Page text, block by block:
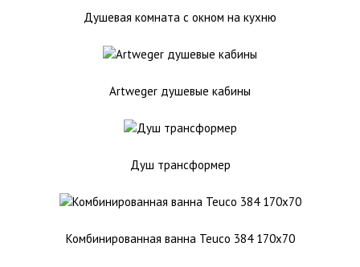
Душевая комната с окном на кухню
Artweger душевые кабины
Душ трансформер
Комбинированная ванна Teuco 384 170х70